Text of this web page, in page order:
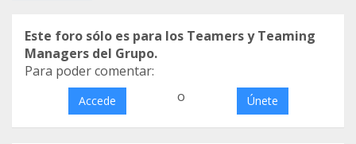
Este foro sólo es para los Teamers y Teaming
Managers del Grupo.
Para poder comentar:
Accede o Únete